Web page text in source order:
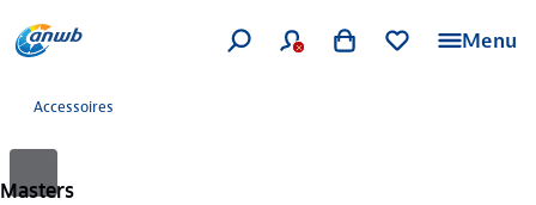
Menu
Accessoires
Masters